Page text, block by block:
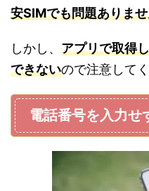
安SIMでも問題ありま
しかし、 アプリで取得
できないので注意してく
電話番号を入力せ